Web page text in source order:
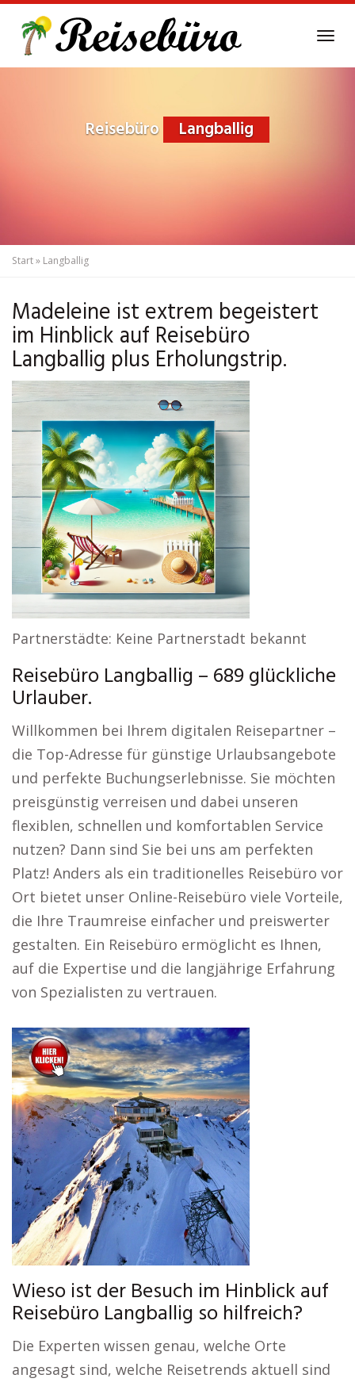
main
Reisebüro Langballig
Start» Langballig
Madeleine ist extrem begeistert
im Hinblick auf Reisebüro
Langballig plus Erholungstrip.
Partnerstädte: Keine Partnerstadt bekannt
Reisebüro Langballig – 689 glückliche
Urlauber.
Willkommen bei Ihrem digitalen Reisepartner –
die Top-Adresse für günstige Urlaubsangebote
und perfekte Buchungserlebnisse. Sie möchten
preisgünstig verreisen und dabei unseren
flexiblen, schnellen und komfortablen Service
nutzen? Dann sind Sie bei uns am perfekten
Platz! Anders als ein traditionelles Reisebüro vor
Ort bietet unser Online-Reisebüro viele Vorteile,
die Ihre Traumreise einfacher und preiswerter
gestalten. Ein Reisebüro ermöglicht es Ihnen,
auf die Expertise und die langjährige Erfahrung
von Spezialisten zu vertrauen.
Wieso ist der Besuch im Hinblick auf
Reisebüro Langballig so hilfreich?
Die Experten wissen genau, welche Orte
angesagt sind, welche Reisetrends aktuell sind